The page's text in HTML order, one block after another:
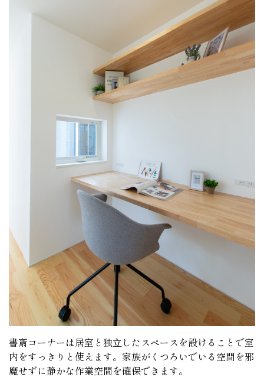
書斎コーナーは居室と独⽴したスペースを設けることで室
内をすっきりと使えます。家族がくつろいでいる空間を邪
魔せずに静かな作業空間を確保できます。